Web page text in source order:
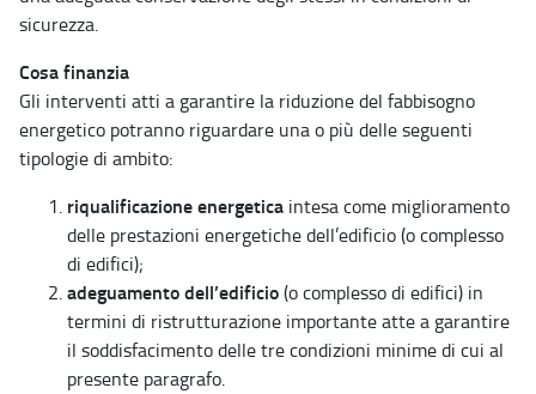
sicurezza.
Cosa finanzia
Gli interventi atti a garantire la riduzione del fabbisogno
energetico potranno riguardare una o più delle seguenti
tipologie di ambito:
riqualificazione energetica intesa come miglioramento
delle prestazioni energetiche dell’edificio (o complesso
di edifici);
adeguamento dell’edificio(o complesso di edifici) in
termini di ristrutturazione importante atte a garantire
il soddisfacimento delle tre condizioni minime di cui al
presente paragrafo.